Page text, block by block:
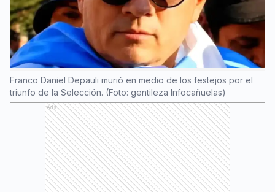
Franco Daniel Depauli murió en medio de los festejos por el
triunfo de la Selección. (Foto: gentileza Infocañuelas)
Ads